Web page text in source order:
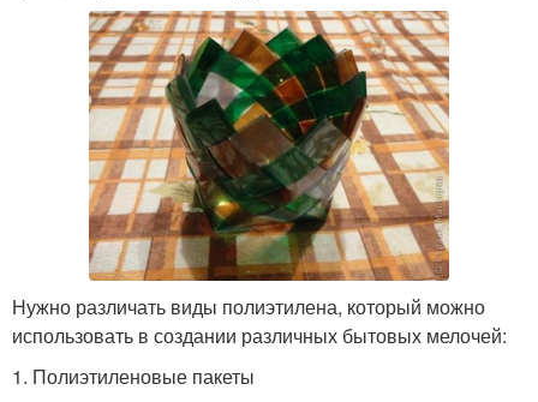
Нужно различать виды полиэтилена, который можно
использовать в создании различных бытовых мелочей:
1. Полиэтиленовые пакеты